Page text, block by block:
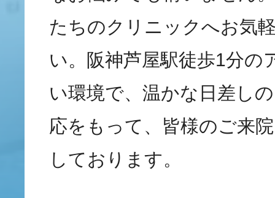
たちのクリニックへお気
い。阪神芦屋駅徒歩1分の
い環境で、温かな日差し
応をもって、皆様のご来
しております。